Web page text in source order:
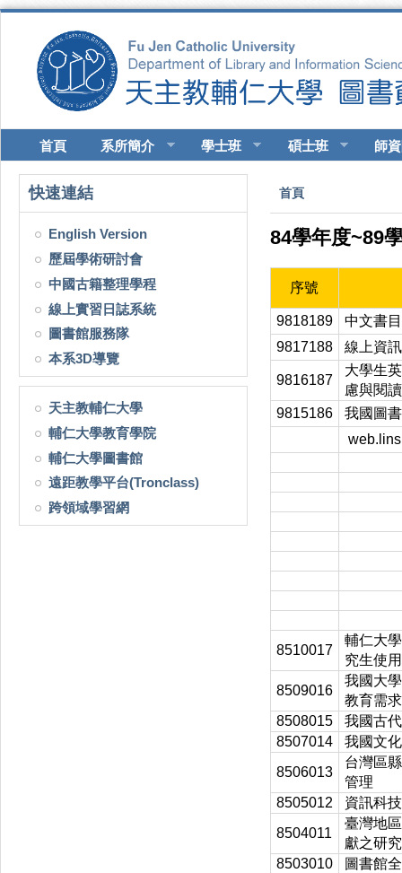
首頁 系所簡介 學士班 碩士班 師
快速連結
English Version
歷屆學術研討會
中國古籍整理學程
線上實習日誌系統
圖書館服務隊
本系3D導覽
天主教輔仁大學
輔仁大學教育學院
輔仁大學圖書館
遠距教學平台(Tronclass)
跨領域學習網
您在這裡
首頁
84學年度~89
序號
9818189
中文書
9817188
線上資
9816187
大學生
慮與閱
9815186
我國圖
8510017
輔仁大
究生使
8509016
我國大
教育需
8508015
我國古
8507014
我國文
8506013
台灣區
管理
8505012
資訊科
8504011
臺灣地
獻之研究
8503010
圖書館